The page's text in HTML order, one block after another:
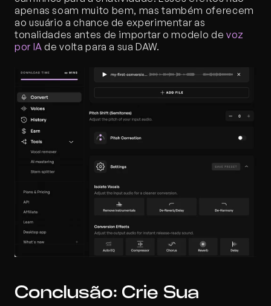
apenas soam muito bem, mas também oferecem
ao usuário a chance de experimentar as
tonalidades antes de importar o modelo de voz
por IA de volta para a sua DAW.
Conclusão: Crie Sua